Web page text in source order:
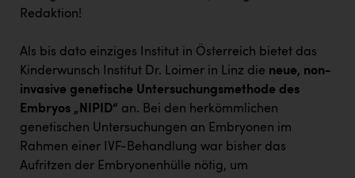
Jane Goodall Institute Austria
Karin Liedl
KIWI Kinderwunsch Institut Dr. Loimer
KLIPP Frisör
Redaktion!
Als bis dato einziges Institut in Österreich bietet das
Kinderwunsch Institut Dr. Loimer in Linz die neue, non-
invasive genetische Untersuchungsmethode des
Embryos „NIPID“ an. Bei den herkömmlichen
genetischen Untersuchungen an Embryonen im
Rahmen einer IVF-Behandlung war bisher das
Aufritzen der Embryonenhülle nötig, um